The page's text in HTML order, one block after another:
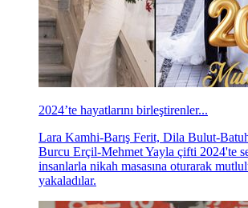
2024’te hayatlarını birleştirenler...
Lara Kamhi-Barış Ferit, Dila Bulut-
Burcu Erçil-Mehmet Yayla çifti 2024'te
insanlarla nikah masasına oturarak
yakaladılar.